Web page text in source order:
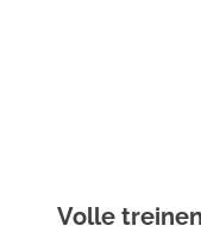
Volle